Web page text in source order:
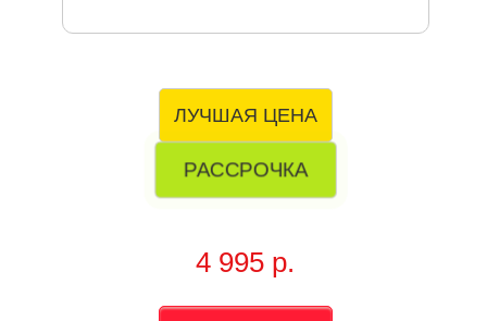
ЛУЧШАЯ ЦЕНА
РАССРОЧКА
4 995 р.